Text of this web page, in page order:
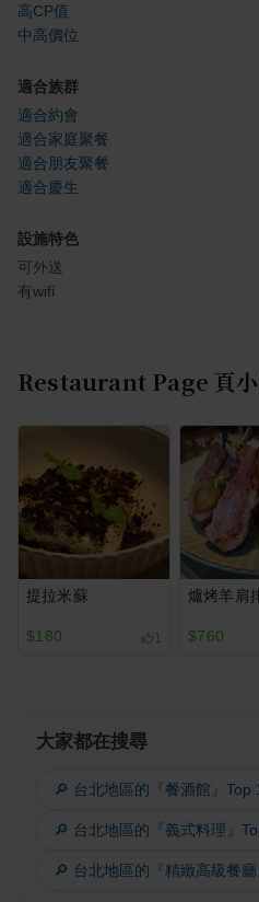
高CP值
中高價位
適合族群
適合約會
適合家庭聚餐
適合朋友聚餐
適合慶生
設施特色
可外送
有wifi
Restaurant Page 頁
提拉米蘇
$180 1
爐烤羊肩
$760
大家都在搜尋
🔎 台北地區的『餐酒館』Top
🔎 台北地區的『義式料理』
🔎 台北地區的『精緻高級餐廳